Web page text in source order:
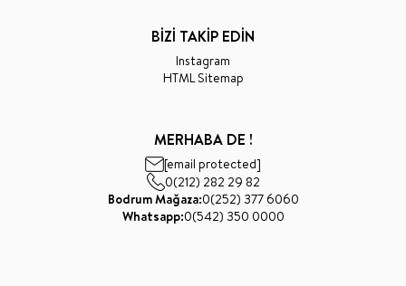
BİZİ TAKİP EDİN
Instagram
HTML Sitemap
MERHABA DE !
[email protected]
0(212) 282 29 82
Bodrum Mağaza:0(252) 377 6060
Whatsapp:0(542) 350 0000